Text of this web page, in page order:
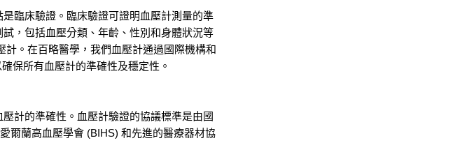
臨床驗證。臨床驗證可證明血壓計測量的準
，包括血壓分類、年齡、性別和身體狀況等
。在百略醫學，我們血壓計通過國際機構和
保所有血壓計的準確性及穩定性。
計的準確性。血壓計驗證的協議標準是由國
爾蘭高血壓學會 (BIHS) 和先進的醫療器材協